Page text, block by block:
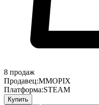
8 продаж
Продавец:MMOPIX
Платформа:STEAM
Купить